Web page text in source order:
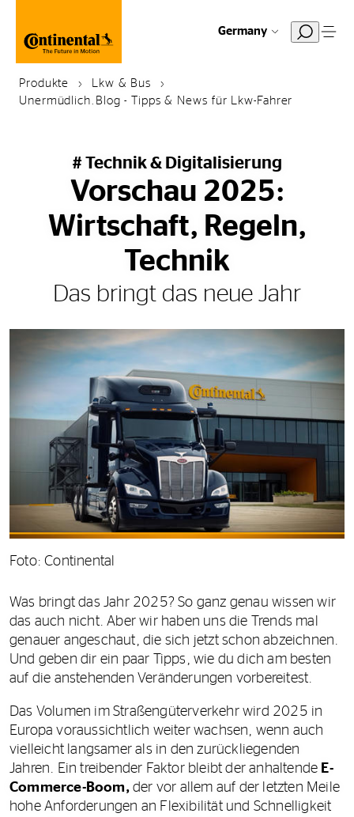
Germany
Produkte
Lkw & Bus
Unermüdlich.Blog - Tipps & News für Lkw-Fahrer
# Technik & Digitalisierung
Vorschau 2025:
Wirtschaft, Regeln,
Technik
Das bringt das neue Jahr
Foto: Continental
Was bringt das Jahr 2025? So ganz genau wissen wir
das auch nicht. Aber wir haben uns die Trends mal
genauer angeschaut, die sich jetzt schon abzeichnen.
Und geben dir ein paar Tipps, wie du dich am besten
auf die anstehenden Veränderungen vorbereitest.
Das Volumen im Straßengüterverkehr wird 2025 in
Europa voraussichtlich weiter wachsen, wenn auch
vielleicht langsamer als in den zurückliegenden
Jahren. Ein treibender Faktor bleibt der anhaltende E-
Commerce-Boom,der vor allem auf der letzten Meile
hohe Anforderungen an Flexibilität und Schnelligkeit